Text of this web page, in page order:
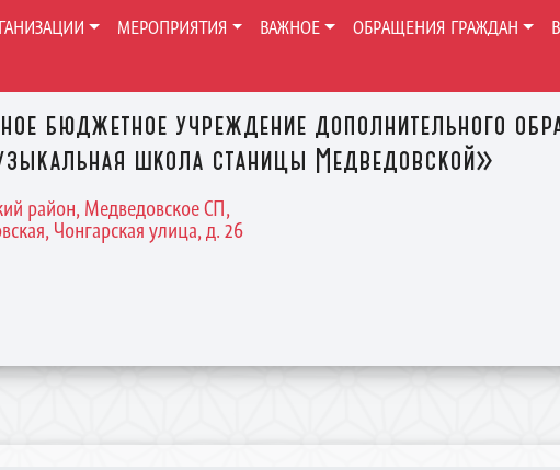
бюджетное учреждение дополнительного
школа станицы Медведовской»
район, Медведовское СП,
Чонгарская улица, д. 26
МЕРОПРИЯТИЯ ВАЖНОЕ ОБРАЩЕНИЯ ГРАЖДАН